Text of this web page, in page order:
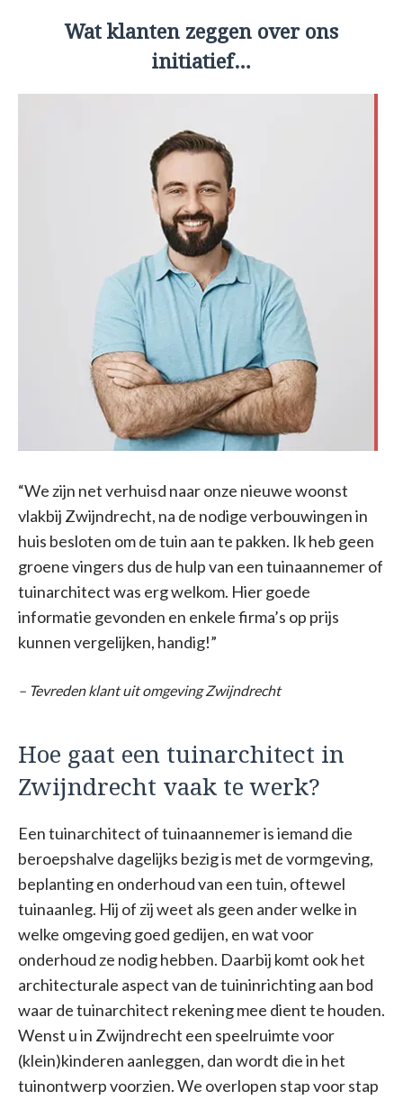
Wat klanten zeggen over ons
initiatief…
“We zijn net verhuisd naar onze nieuwe woonst
vlakbij Zwijndrecht, na de nodige verbouwingen in
huis besloten om de tuin aan te pakken. Ik heb geen
groene vingers dus de hulp van een tuinaannemer of
tuinarchitect was erg welkom. Hier goede
informatie gevonden en enkele firma’s op prijs
kunnen vergelijken, handig!”
– Tevreden klant uit omgeving Zwijndrecht
Hoe gaat een tuinarchitect in
Zwijndrecht vaak te werk?
Een tuinarchitect of tuinaannemer is iemand die
beroepshalve dagelijks bezig is met de vormgeving,
beplanting en onderhoud van een tuin, oftewel
tuinaanleg. Hij of zij weet als geen ander welke in
welke omgeving goed gedijen, en wat voor
onderhoud ze nodig hebben. Daarbij komt ook het
architecturale aspect van de tuininrichting aan bod
waar de tuinarchitect rekening mee dient te houden.
Wenst u in Zwijndrecht een speelruimte voor
(klein)kinderen aanleggen, dan wordt die in het
tuinontwerp voorzien. We overlopen stap voor stap